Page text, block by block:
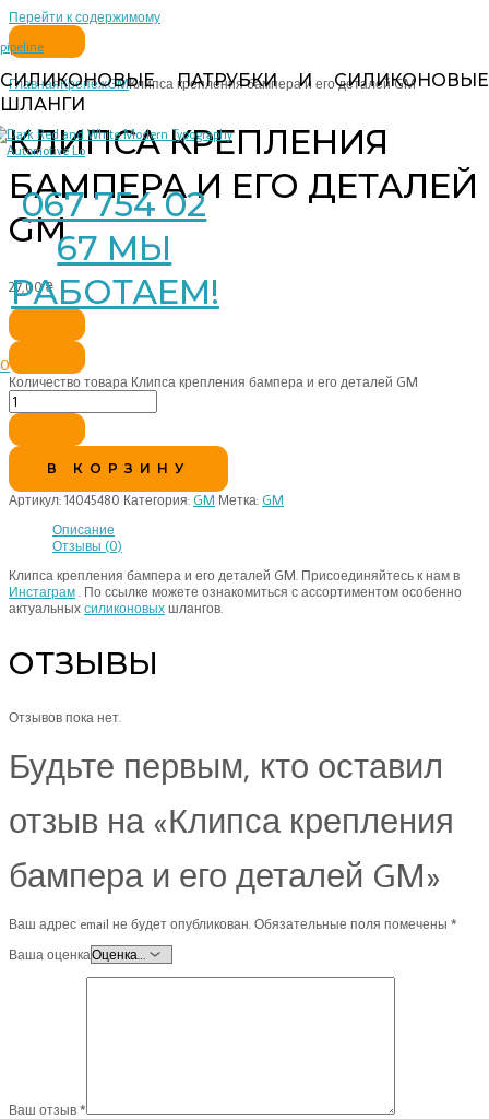
Перейти к содержимому
pipeline
СИЛИКОНОВЫЕ ПАТРУБКИ И СИЛИКОНОВЫЕ
ШЛАНГИ
067 754 02
67 МЫ
РАБОТАЕМ!
0
ГлавнаяКрепежGMКлипса крепления бампера и его деталей GM
КЛИПСА КРЕПЛЕНИЯ
БАМПЕРА И ЕГО ДЕТАЛЕЙ
GM
27,00₴
Количество товара Клипса крепления бампера и его деталей GM
В КОРЗИНУ
Артикул:14045480 Категория: GM Метка: GM
Описание
Отзывы (0)
Клипса крепления бампера и его деталей GM. Присоединяйтесь к нам в
Инстаграм . По ссылке можете ознакомиться с ассортиментом особенно
актуальных силиконовых шлангов.
ОТЗЫВЫ
Отзывов пока нет.
Будьте первым, кто оставил
отзыв на «Клипса крепления
бампера и его деталей GM»
Ваш адрес email не будет опубликован. Обязательные поля помечены *
Ваша оценка
Ваш отзыв *